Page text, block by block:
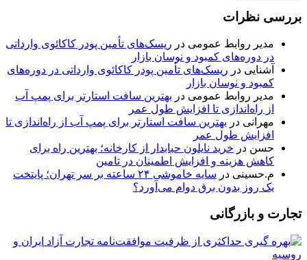
بررسی نظرات
مدیر روابط عمومی در ریسک‌های تأمین پودر کاکائوی وارداتی
در دوره‌های کمبود و نوسان بازار
آشنایی در ریسک‌های تأمین پودر کاکائوی وارداتی در دوره‌های
کمبود و نوسان بازار
مدیر روابط عمومی در بهترین سافت استارتر برای پمپ آب
از راه‌اندازی تا افزایش طول عمر
مهرانی در بهترین سافت استارتر برای پمپ آب از راه‌اندازی تا
افزایش طول عمر
حسن در خرید نایلون حبابدار از کارخانه؛ بهترین راه برای
کاهش هزینه و افزایش اطمینان در تامین
م.حسینی در
سایه خاموشی ۲۴ ساعته بر سر تهران؛ پایتخت
یک روز بدون برق دوام می‌آورد؟
تجارت و بازرگانی